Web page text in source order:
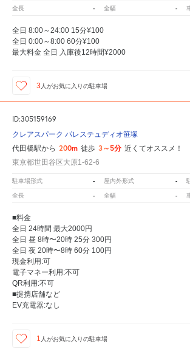
全長 - 全幅 -
全日 8:00～24:00 15分¥100
全日 0:00～8:00 60分¥100
最大料金 全日 入庫後12時間¥2000
3 人がお気に入りの駐車場
ID:305159169
クレアスパーク パレステュディオ笹塚
代田橋駅から 200m 徒歩 3～5分 近くてオススメ！
東京都世田谷区大原1-62-6
駐車場形式 - 屋内外形式 -
全長 - 全幅 -
■料金
全日 24時間 最大2000円
全日 昼 8時〜20時 25分 300円
全日 夜 20時〜8時 60分 100円
現金利用:可
電子マネー利用:不可
QR利用:不可
■提携店舗など
EV充電器:なし
1 人がお気に入りの駐車場